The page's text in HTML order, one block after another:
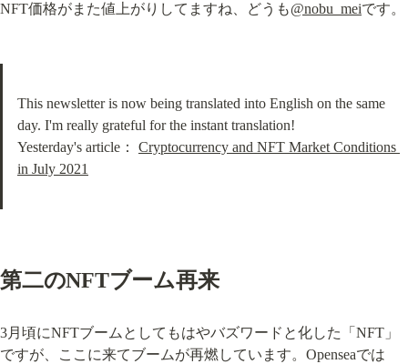
NFT価格がまた値上がりしてますね、どうも@nobu_meiです。
This newsletter is now being translated into English on the same
day. I'm really grateful for the instant translation!
Yesterday's article： Cryptocurrency and NFT Market Conditions
in July 2021
第二のNFTブーム再来
3月頃にNFTブームとしてもはやバズワードと化した「NFT」
ですが、ここに来てブームが再燃しています。Openseaでは